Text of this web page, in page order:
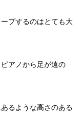
プするのはとても大
アノから足が遠の
るような高さのある